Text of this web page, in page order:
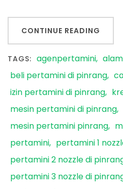
CONTINUE READING
TAGS: agenpertamini
beli pertamini di pinrang
izin pertamini di pinrang
mesin pertamini di pinrang
mesin pertamini pinrang
pertamini
pertamini 1
pertamini 2 nozzle di
pertamini 3 nozzle di